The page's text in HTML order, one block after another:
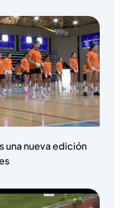
una nueva edición